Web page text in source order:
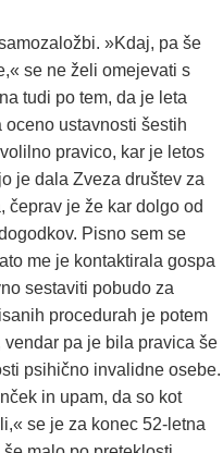
»Kdaj, pa še
se ne želi omejevati s
tudi po tem, da je leta
ustavnosti šestih
pravico, kar je letos
je dala Zveza društev za
čeprav je že kar dolgo od
Pisno sem se
me je kontaktirala gospa
sestaviti pobudo za
procedurah je potem
pa je bila pravica še
psihično invalidne osebe.
in upam, da so kot
se je za konec 52-letna